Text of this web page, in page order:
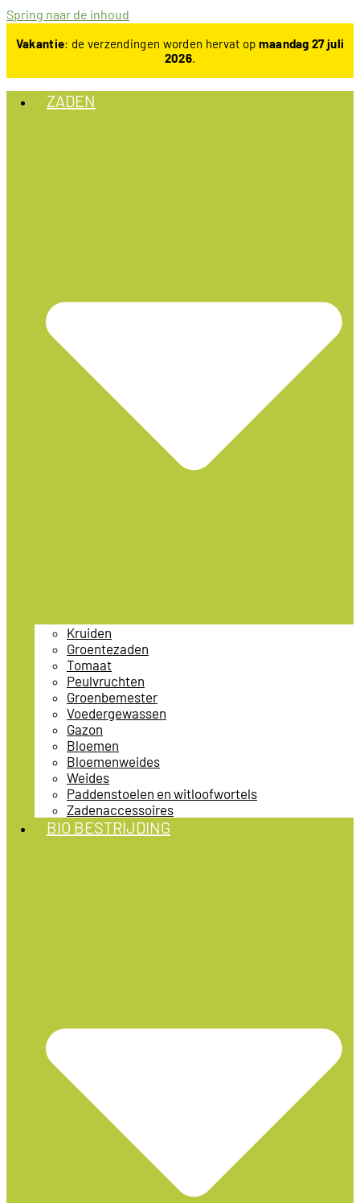
Spring naar de inhoud
Vakantie: de verzendingen worden hervat op maandag 27 juli
2026.
ZADEN
Kruiden
Groentezaden
Tomaat
Peulvruchten
Groenbemester
Voedergewassen
Gazon
Bloemen
Bloemenweides
Weides
Paddenstoelen en witloofwortels
Zadenaccessoires
BIO BESTRIJDING